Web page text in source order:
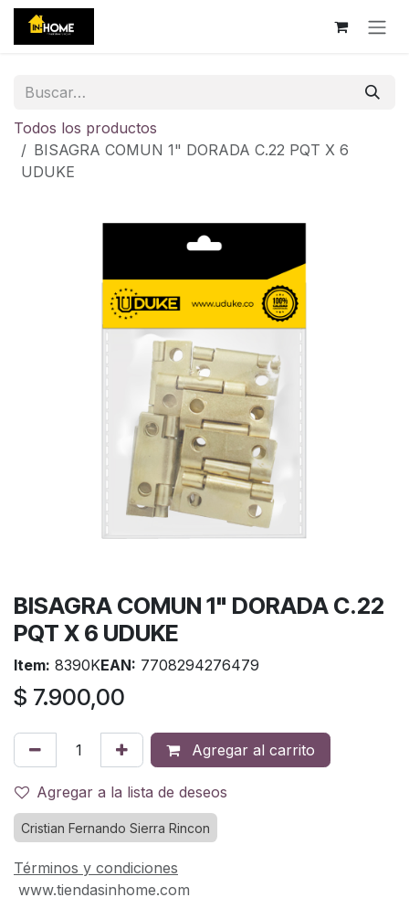
Ir al contenido
Todos los productos
BISAGRA COMUN 1" DORADA C.22 PQT X 6
UDUKE
BISAGRA COMUN 1" DORADA C.22
PQT X 6 UDUKE
Item: 8390KEAN: 7708294276479
$ 7.900,00
Agregar al carrito
Agregar a la lista de deseos
Cristian Fernando Sierra Rincon
Términos y condiciones
www.tiendasinhome.com